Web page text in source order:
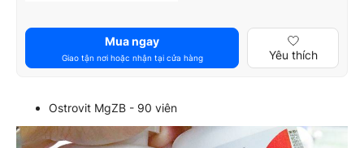
Mua ngay
Giao tận nơi hoặc nhận tại cửa hàng Yêu thích
Ostrovit MgZB - 90 viên